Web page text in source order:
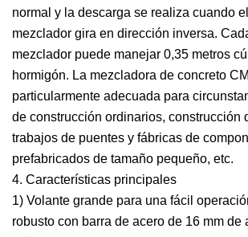
normal y la descarga se realiza cuando
mezclador gira en dirección inversa.
mezclador puede manejar 0,35 metros
hormigón. La mezcladora de concreto
particularmente adecuada para
de construcción ordinarios, construcción
trabajos de puentes y fábricas de
prefabricados de tamaño pequeño, etc.
4. Características principales
1) Volante grande para una fácil
robusto con barra de acero de 16 mm de